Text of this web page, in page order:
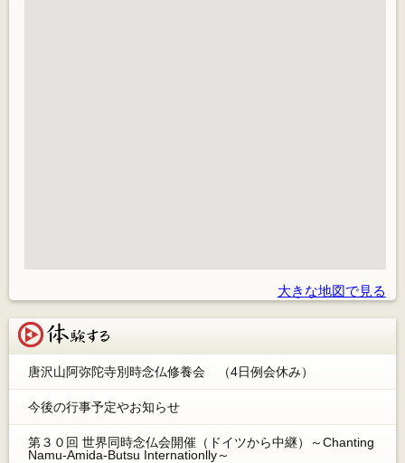
大きな地図で見る
唐沢山阿弥陀寺別時念仏修養会 （4日例会休み）
今後の行事予定やお知らせ
第３０回 世界同時念仏会開催（ドイツから中継）～Chanting
Namu-Amida-Butsu Internationlly～